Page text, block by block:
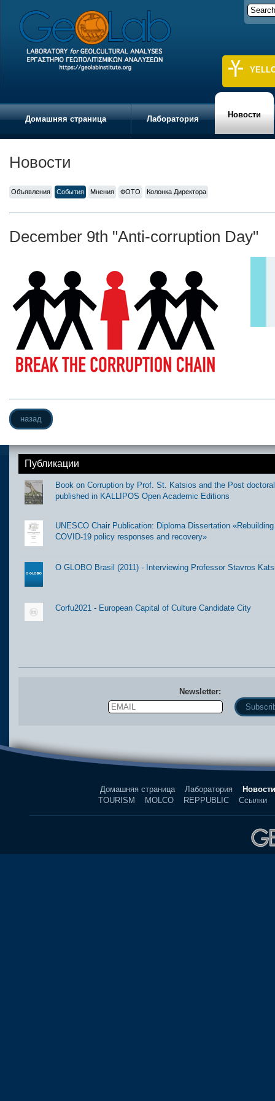
Домашняя страница Лаборатория Новости
Новости
Объявления События Мнения ФОТО Колонка Директора
December 9th "Anti-corruption Day"
назад
Публикации
Book on Corruption by Prof. St. Katsios and the Post
published in KALLIPOS Open Academic Editions
UNESCO Chair Publication: Diploma Dissertation
COVID-19 policy responses and recovery»
O GLOBO Brasil (2011) - Interviewing Professor Stavros
Corfu2021 - European Capital of Culture Candidate City
Newsletter:
Email
Name
Домашняя страница Лаборатория
Новости
TOURISM
MOLCO REPPUBLIC Ссылки